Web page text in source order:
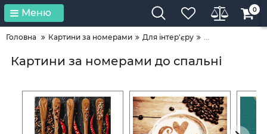
Меню 0
Головна Картини за номерами Для інтер'єру ...
Картини за номерами до спальні